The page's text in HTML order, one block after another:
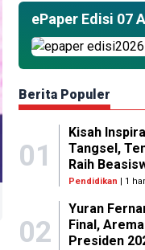
ePaper Edisi 07
Berita Populer
01
Kisah
Tangsel,
Raih
Pendidikan | 1
02
Yuran
Final,
Presiden